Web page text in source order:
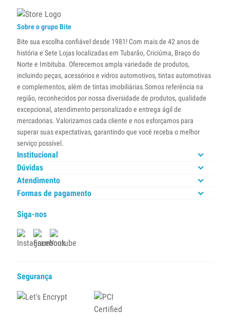
Sobre o grupo Bite
Bite sua escolha confiável desde 1981! Com mais de 42 anos de
história e Sete Lojas localizadas em Tubarão, Criciúma, Braço do
Norte e Imbituba. Oferecemos ampla variedade de produtos,
incluindo peças, acessórios e vidros automotivos, tintas automotivas
e complementos, além de tintas imobiliárias.Somos referência na
região, reconhecidos por nossa diversidade de produtos, qualidade
excepcional, atendimento personalizado e entrega ágil de
mercadorias. Valorizamos cada cliente e nos esforçamos para
superar suas expectativas, garantindo que você receba o melhor
serviço possível.
Institucional
Dúvidas
Atendimento
Formas de pagamento
Siga-nos
Segurança